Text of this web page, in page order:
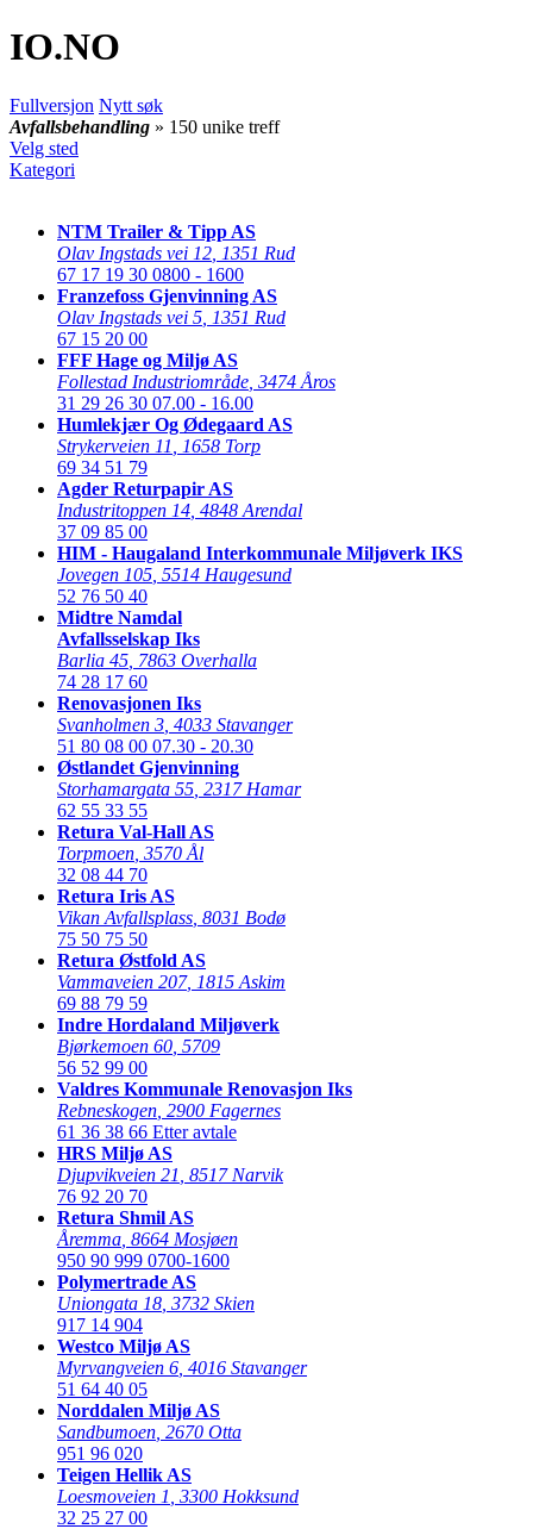
IO.NO
Fullversjon Nytt søk
Avfallsbehandling » 150 unike treff
Velg sted
Kategori
NTM Trailer & Tipp AS
Olav Ingstads vei 12 1351 Rud
67 17 19 30 0800 - 1600
Franzefoss Gjenvinning AS
Olav Ingstads vei 5 1351 Rud
67 15 20 00
FFF Hage og Miljø AS
Follestad Industriområde 3474 Åros
31 29 26 30 07.00 - 16.00
Humlekjær Og Ødegaard AS
Strykerveien 11
1658 Torp
69 34 51 79
Agder Returpapir AS
Industritoppen 14 4848 Arendal
37 09 85 00
HIM - Haugaland Interkommunale Miljøverk IKS
Jovegen 105 5514 Haugesund
52 76 50 40
Midtre Namdal
Avfallsselskap Iks
Barlia 45 7863 Overhalla
74 28 17 60
Renovasjonen Iks
Svanholmen 3 4033 Stavanger
51 80 08 00 07.30 - 20.30
Østlandet Gjenvinning
Storhamargata 55 2317 Hamar
62 55 33 55
Retura Val-Hall AS
Torpmoen 3570 Ål
32 08 44 70
Retura Iris AS
Vikan Avfallsplass 8031 Bodø
75 50 75 50
Retura Østfold AS
Vammaveien 207, 1815 Askim
69 88 79 59
Indre Hordaland Miljøverk
Bjørkemoen 60 5709
56 52 99 00
Valdres Kommunale Renovasjon Iks
Rebneskogen 2900 Fagernes
61 36 38 66 Etter avtale
HRS Miljø AS
Djupvikveien 21 8517 Narvik
76 92 20 70
Retura Shmil AS
Åremma 8664 Mosjøen
950 90 999 0700-1600
Polymertrade AS
Uniongata 18 3732 Skien
917 14 904
Westco Miljø AS
Myrvangveien 6 4016 Stavanger
51 64 40 05
Norddalen Miljø AS
Sandbumoen 2670 Otta
951 96 020
Teigen Hellik AS
Loesmoveien 1 3300 Hokksund
32 25 27 00